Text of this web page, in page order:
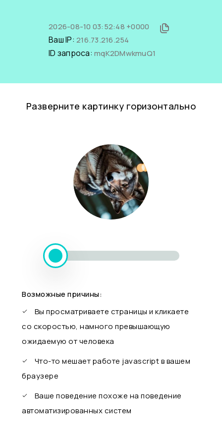
2026-08-10 03:52:48 +0000
Ваш IP: 216.73.216.254
ID запроса: mqK2DMwkmuQ1
Разверните картинку горизонтально
Возможные причины:
Вы просматриваете страницы и кликаете
со скоростью, намного превышающую
ожидаемую от человека
Что-то мешает работе javascript в вашем
браузере
Ваше поведение похоже на поведение
автоматизированных систем